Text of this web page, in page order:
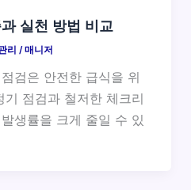
실천 방법 비교
리 /매니저
검은 안전한 급식을 위
점검과 철저한 체크리
생률을 크게 줄일 수 있